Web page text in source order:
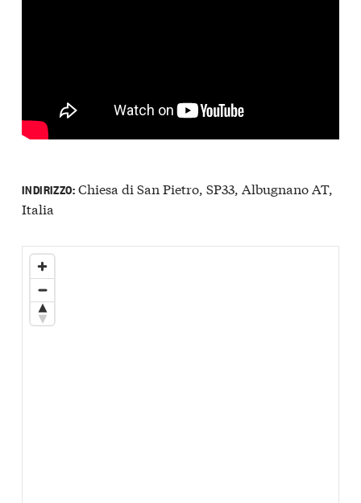
INDIRIZZO:Chiesa di San Pietro, SP33, Albugnano AT,
Italia